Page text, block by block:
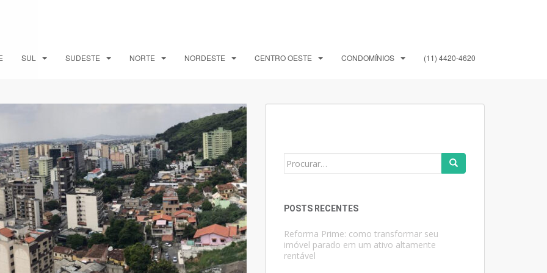
SUL SUDESTE NORTE NORDESTE CENTRO OESTE CONDOMÍNIOS (11) 4420-4620
Search
POSTS RECENTES
Reforma Prime: como transformar seu
imóvel parado em um ativo altamente
rentável